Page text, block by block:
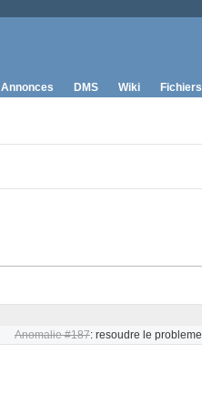
Annonces DMS Wiki Fichiers
Anomalie #187: resoudre le